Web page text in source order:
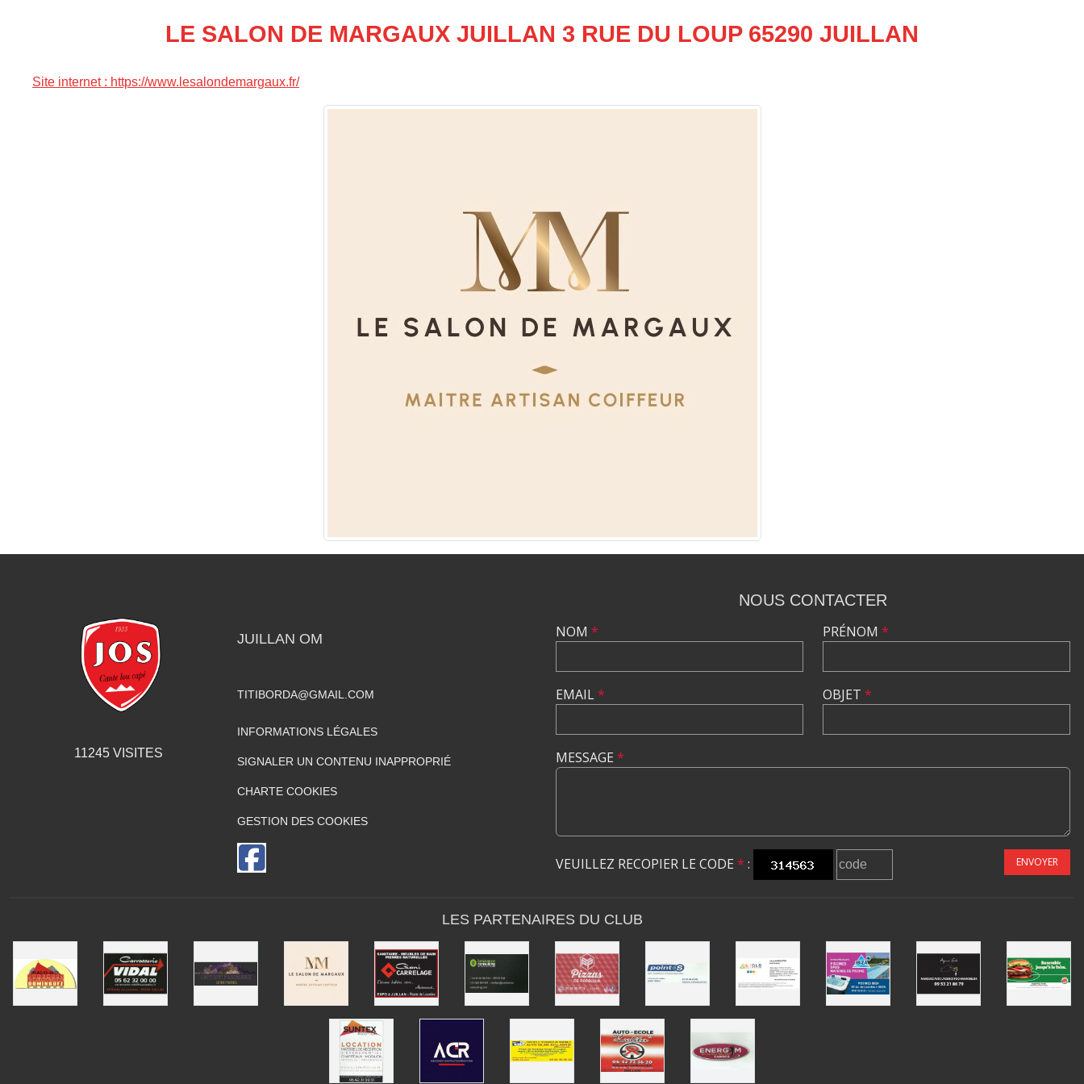
LE SALON DE MARGAUX JUILLAN 3 RUE DU LOUP 65290 JUILLAN
Site internet : https://www.lesalondemargaux.fr/
11245 VISITES
JUILLAN OM
TITIBORDA@GMAIL.COM
INFORMATIONS LÉGALES
SIGNALER UN CONTENU INAPPROPRIÉ
CHARTE COOKIES
GESTION DES COOKIES
NOUS CONTACTER
NOM *
EMAIL*
PRÉNOM *
OBJET *
MESSAGE *
VEUILLEZ RECOPIER LE CODE * : ENVOYER
LES PARTENAIRES DU CLUB